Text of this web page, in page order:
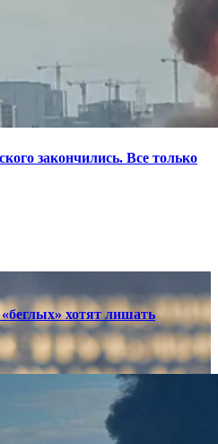
закончились. Все только
хотят лишать